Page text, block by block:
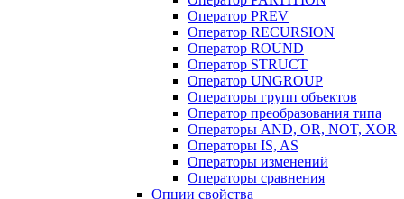
Оператор PREV
Оператор RECURSION
Оператор ROUND
Оператор STRUCT
Оператор UNGROUP
Операторы групп объектов
Оператор преобразования типа
Операторы AND, OR, NOT, XOR
Операторы IS, AS
Операторы изменений
Операторы сравнения
Опции свойства